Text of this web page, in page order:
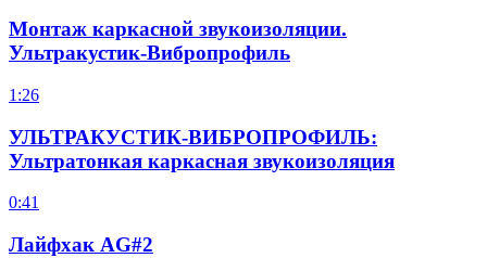
Монтаж каркасной звукоизоляции.
Ультракустик-Вибропрофиль
1:26
УЛЬТРАКУСТИК-ВИБРОПРОФИЛЬ:
Ультратонкая каркасная звукоизоляция
0:41
Лайфхак AG#2